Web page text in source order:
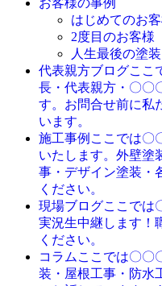
お客様の事例
はじめてのお
2度目のお客様
人生最後の塗装
代表親方ブログここ
長・代表親方・〇〇
す。お問合せ前に私
います。
施工事例 ここでは〇
いたします。外壁塗
事・デザイン塗装・
ください。
現場ブログここでは
実況生中継します！
ください。
コラム ここでは〇〇
装・屋根工事・防水